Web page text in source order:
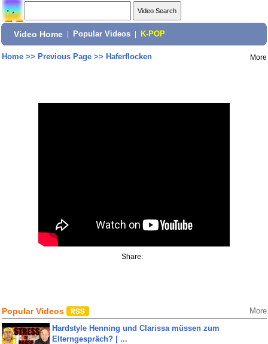
Video Home Popular Videos K-POP
Home>> Previous Page>> Haferflocken More
Share:
Popular Videos More
Hardstyle Henning und Clarissa müssen zum
Elterngespräch? | ...